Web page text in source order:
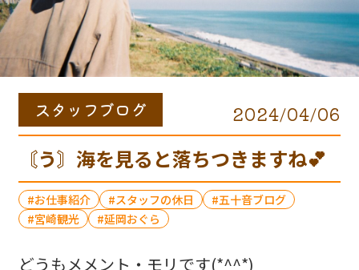
スタッフブログ 2024/04/06
〘う〙海を見ると落ちつきますね💕︎
お仕事紹介 スタッフの休日
五十音ブログ
宮崎観光
延岡おぐら
どうもメメント・モリです(*^^*)